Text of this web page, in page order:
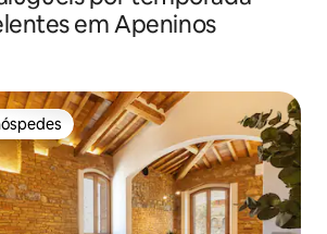
em Apeninos
preferidos dos hóspedes